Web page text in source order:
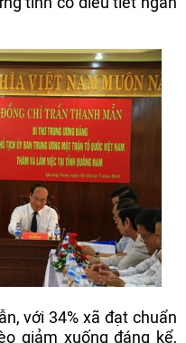
với 34% xã đạt chuẩn
giảm xuống đáng kể,